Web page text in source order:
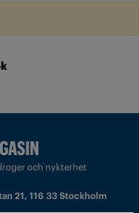
och nykterhet
21, 116 33 Stockholm